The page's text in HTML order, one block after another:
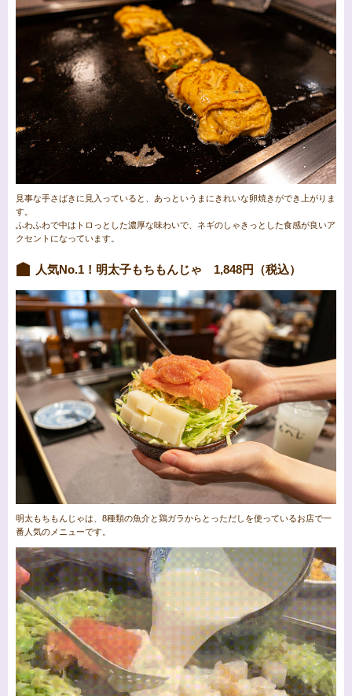
見事な手さばきに見入っていると、あっというまにきれいな卵焼きができ上がりま
す。
ふわふわで中はトロっとした濃厚な味わいで、ネギのしゃきっとした食感が良いア
クセントになっています。
人気No.1！明太子もちもんじゃ 1,848円（税込）
明太もちもんじゃは、8種類の魚介と鶏ガラからとっただしを使っているお店で一
番人気のメニューです。